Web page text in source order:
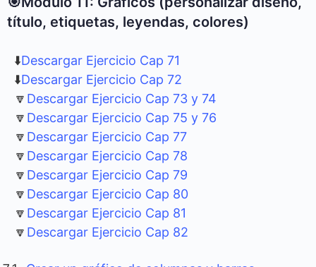
título, etiquetas, leyendas, colores)
⬇️Descargar Ejercicio Cap 71
⬇️Descargar Ejercicio Cap 72
🔽 Descargar Ejercicio Cap 73 y 74
🔽 Descargar Ejercicio Cap 75 y 76
🔽 Descargar Ejercicio Cap 77
🔽 Descargar Ejercicio Cap 78
🔽 Descargar Ejercicio Cap 79
🔽 Descargar Ejercicio Cap 80
🔽 Descargar Ejercicio Cap 81
🔽 Descargar Ejercicio Cap 82